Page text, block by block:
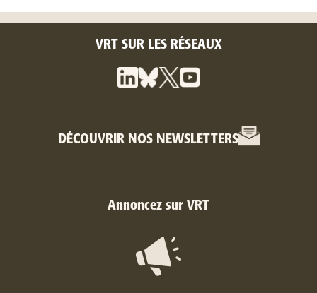
VRT SUR LES RÉSEAUX
DÉCOUVRIR NOS NEWSLETTERS
Annoncez sur VRT